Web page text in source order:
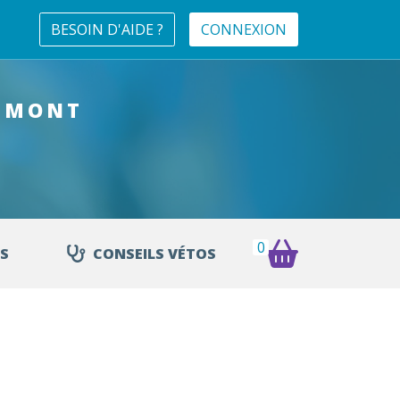
BESOIN D'AIDE ? CONNEXION
CONSEILS VÉTOS 0